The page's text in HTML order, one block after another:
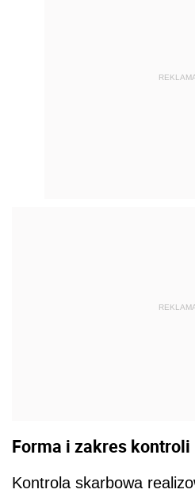
Forma i zakres kontroli
Kontrola skarbowa